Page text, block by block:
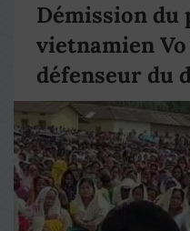
Démission du
vietnamien
défenseur du
pape François